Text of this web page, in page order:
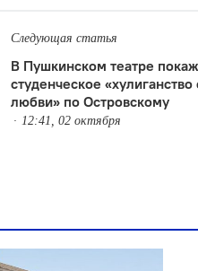
Следующая статья
В Пушкинском театре
студенческое «хулиганство
любви» по Островскому
12:41, 02 октября